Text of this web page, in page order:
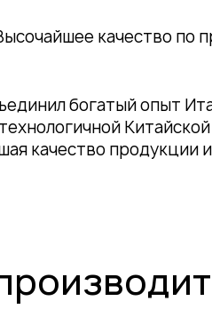
команда
управление,
производства и
SICAR в Китае,
богатый опыт
Китайской